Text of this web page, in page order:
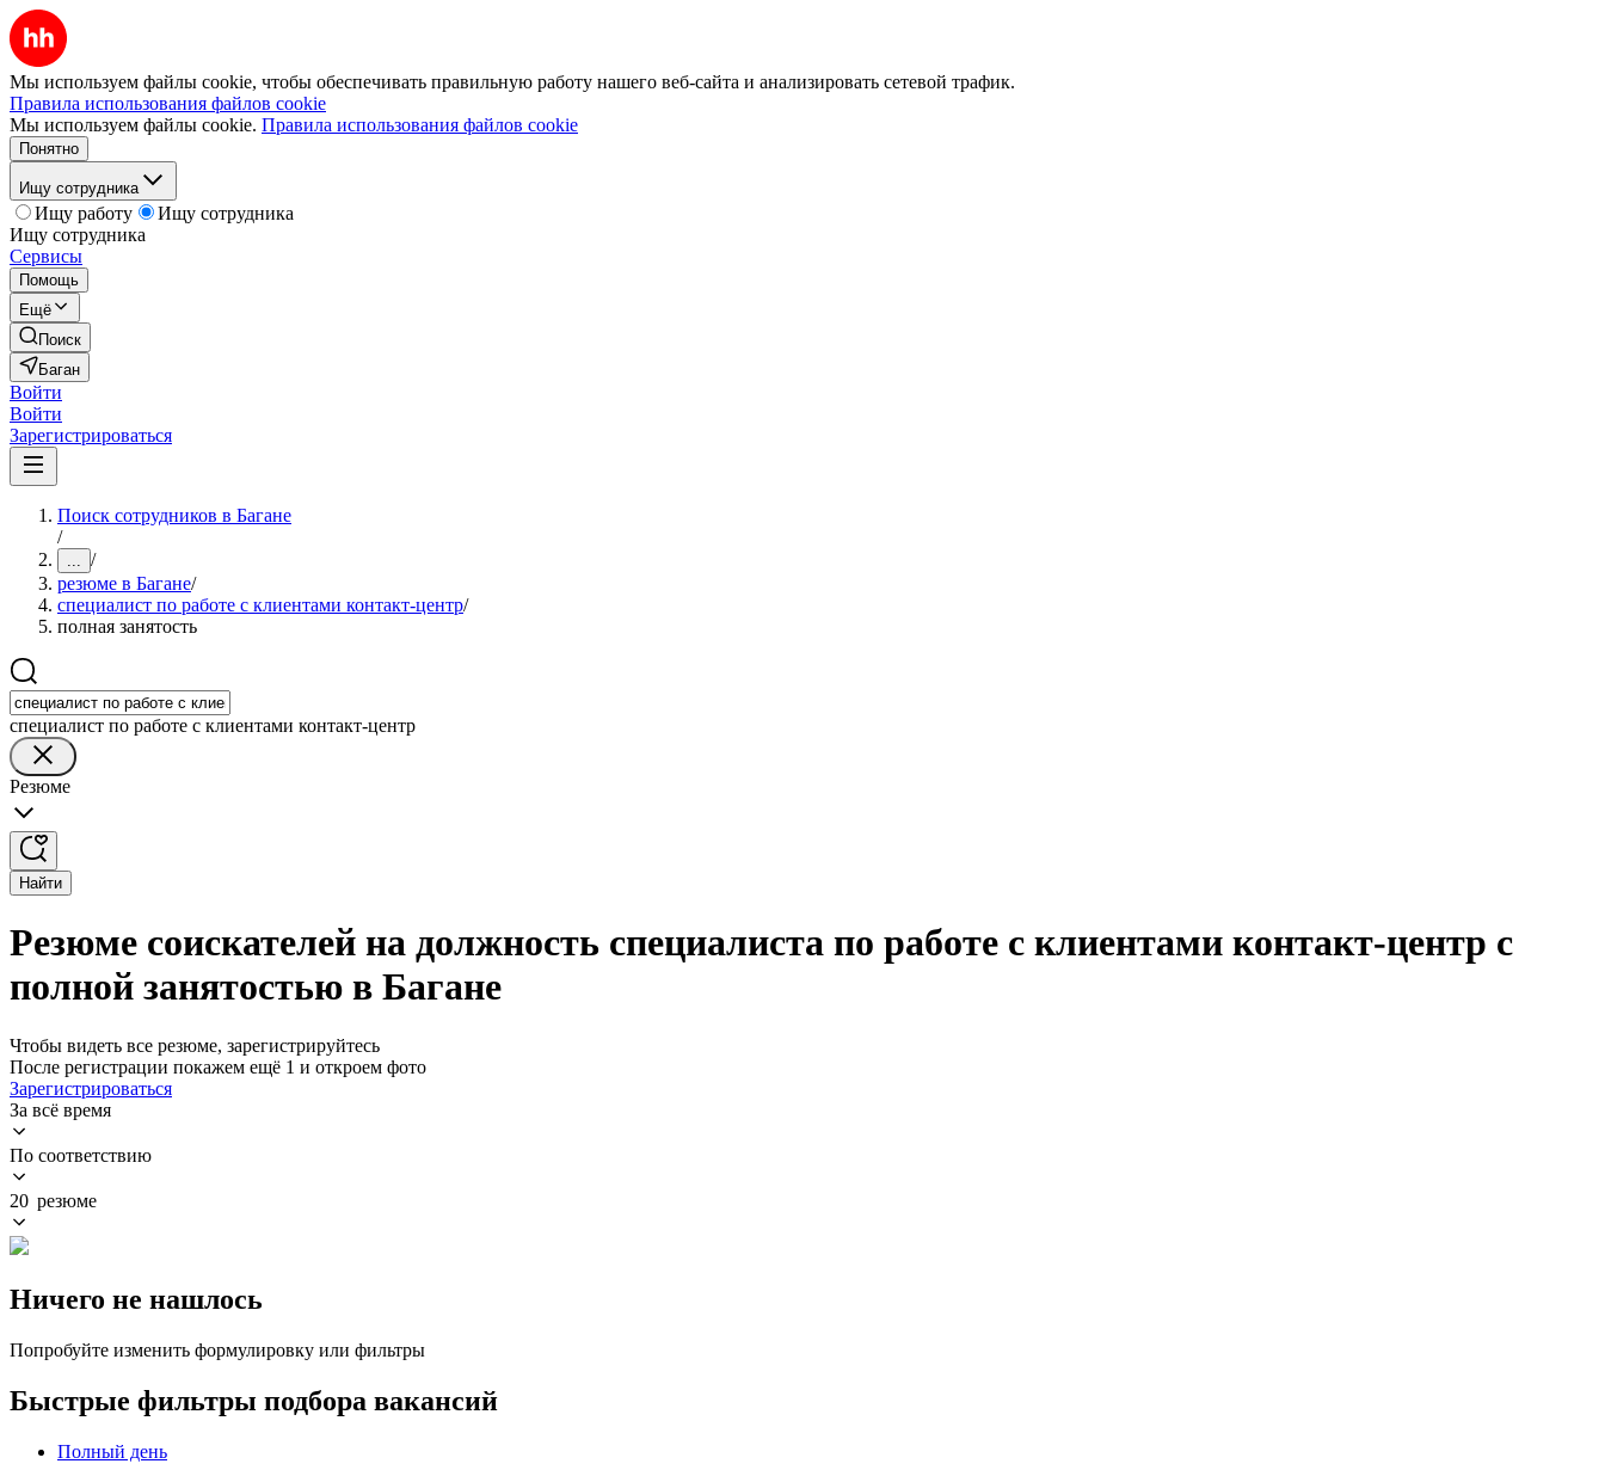
Мы используем файлы cookie, чтобы обеспечивать правильную работу нашего веб-сайта и анализировать сетевой трафик.
Правила использования файлов cookie
Мы используем файлы cookie. Правила использования файлов cookie
Понятно
Ищу сотрудника
Ищу работу
Ищу сотрудника
Ищу сотрудника
Сервисы
Помощь
Ещё
Поиск
Баган
Войти
Войти
Зарегистрироваться
Поиск сотрудников в Багане
/
... /
резюме в Багане/
специалист по работе с клиентами контакт-центр/
полная занятость
специалист по работе с клиентами контакт-центр
Резюме
Найти
Резюме соискателей на должность специалиста по работе с клиентами контакт-центр с
полной занятостью в Багане
Чтобы видеть все резюме, зарегистрируйтесь
После регистрации покажем ещё 1 и откроем фото
Зарегистрироваться
За всё время
По соответствию
20 резюме
Ничего не нашлось
Попробуйте изменить формулировку или фильтры
Быстрые фильтры подбора вакансий
Полный день